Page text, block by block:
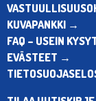
KUVAPANKKI →
FAQ – USEIN
EVÄSTEET →